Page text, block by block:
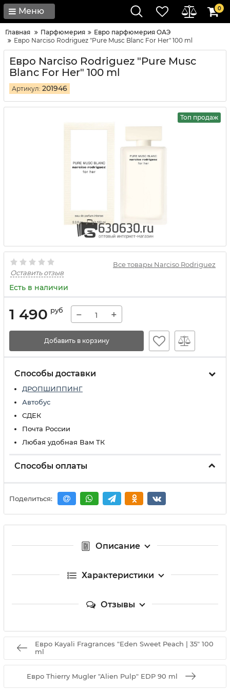
Меню 0
Главная Парфюмерия
Евро парфюмерия ОАЭ
Евро Narciso Rodriguez "Pure Musc Blanc For Her" 100 ml
Евро Narciso Rodriguez "Pure Musc
Blanc For Her" 100 ml
Артикул: 201946
Топ продаж
Все товары Narciso Rodriguez
Оставить отзыв
Есть в наличии
1 490 руб − +
Добавить в корзину
Способы доставки
ДРОПШИППИНГ
Автобус
СДЕК
Почта России
Любая удобная Вам ТК
Способы оплаты
Поделиться:
Описание
Характеристики
Отзывы
Евро Kayali Fragrances "Eden Sweet Peach | 35" 100
ml
Евро Thierry Mugler "Alien Pulp" EDP 90 ml